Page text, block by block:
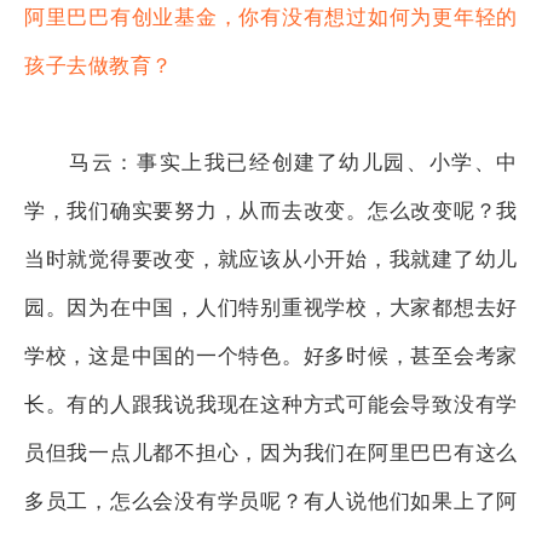
阿里巴巴有创业基金，你有没有想过如何为更年轻的
孩子去做教育？
马云：事实上我已经创建了幼儿园、小学、中
学，我们确实要努力，从而去改变。怎么改变呢？我
当时就觉得要改变，就应该从小开始，我就建了幼儿
园。因为在中国，人们特别重视学校，大家都想去好
学校，这是中国的一个特色。好多时候，甚至会考家
长。有的人跟我说我现在这种方式可能会导致没有学
员但我一点儿都不担心，因为我们在阿里巴巴有这么
多员工，怎么会没有学员呢？有人说他们如果上了阿